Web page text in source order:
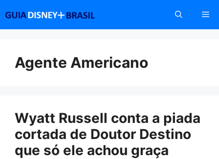
conteúdo
Agente Americano
Wyatt Russell conta a piada
cortada de Doutor Destino
que só ele achou graça